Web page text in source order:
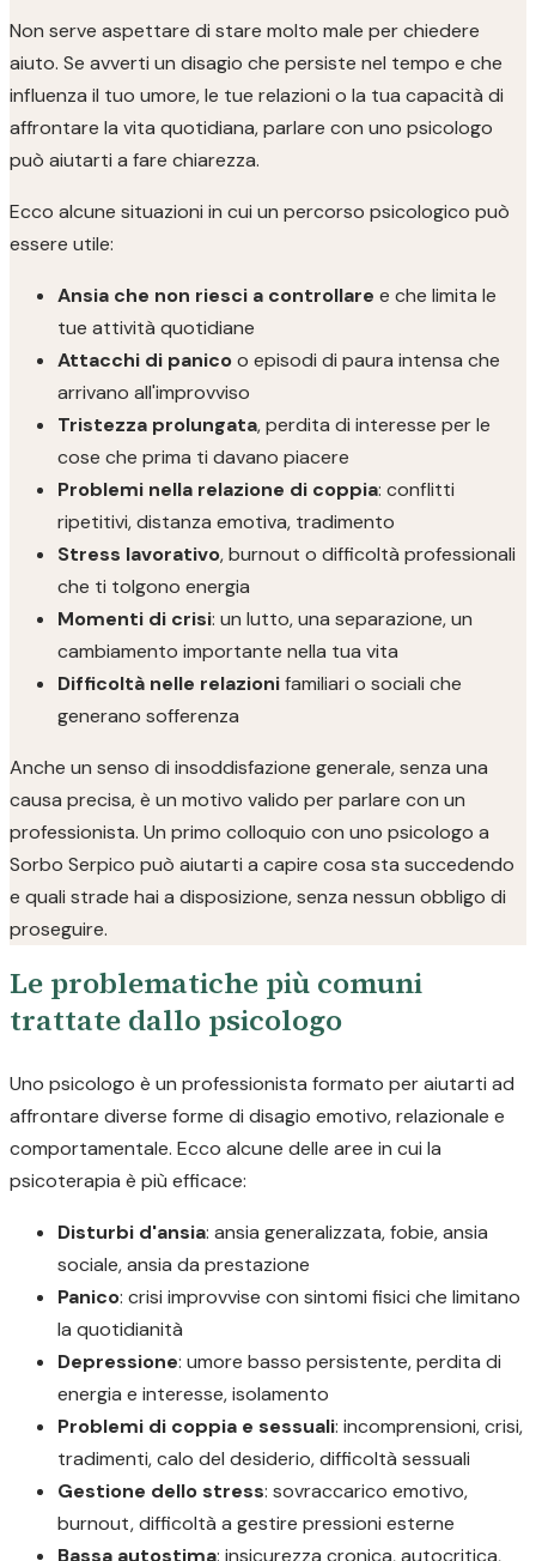
Non serve aspettare di stare molto male per chiedere
aiuto. Se avverti un disagio che persiste nel tempo e che
influenza il tuo umore, le tue relazioni o la tua capacità di
affrontare la vita quotidiana, parlare con uno psicologo
può aiutarti a fare chiarezza.
Ecco alcune situazioni in cui un percorso psicologico può
essere utile:
Ansia che non riesci a controllare e che limita le
tue attività quotidiane
Attacchi di panicoo episodi di paura intensa che
arrivano all'improvviso
Tristezza prolungata, perdita di interesse per le
cose che prima ti davano piacere
Problemi nella relazione di coppia: conflitti
ripetitivi, distanza emotiva, tradimento
Stress lavorativo, burnout o difficoltà professionali
che ti tolgono energia
Momenti di crisi: un lutto, una separazione, un
cambiamento importante nella tua vita
Difficoltà nelle relazionifamiliari o sociali che
generano sofferenza
Anche un senso di insoddisfazione generale, senza una
causa precisa, è un motivo valido per parlare con un
professionista. Un primo colloquio con uno psicologo a
Sorbo Serpico può aiutarti a capire cosa sta succedendo
e quali strade hai a disposizione, senza nessun obbligo di
proseguire.
Le problematiche più comuni
trattate dallo psicologo
Uno psicologo è un professionista formato per aiutarti ad
affrontare diverse forme di disagio emotivo, relazionale e
comportamentale. Ecco alcune delle aree in cui la
psicoterapia è più efficace:
Disturbi d'ansia: ansia generalizzata, fobie, ansia
sociale, ansia da prestazione
Panico: crisi improvvise con sintomi fisici che limitano
la quotidianità
Depressione: umore basso persistente, perdita di
energia e interesse, isolamento
Problemi di coppia e sessuali: incomprensioni, crisi,
tradimenti, calo del desiderio, difficoltà sessuali
Gestione dello stress: sovraccarico emotivo,
burnout, difficoltà a gestire pressioni esterne
Bassa autostima: insicurezza cronica, autocritica,